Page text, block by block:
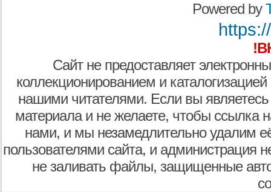
Powered by
Сайт не предоставляет
коллекционированием и
нашими читателями. Если вы являетесь
материала и не желаете, чтобы ссылка
нами, и мы незамедлительно удалим
пользователями сайта, и администрация
не заливать файлы, защищенные